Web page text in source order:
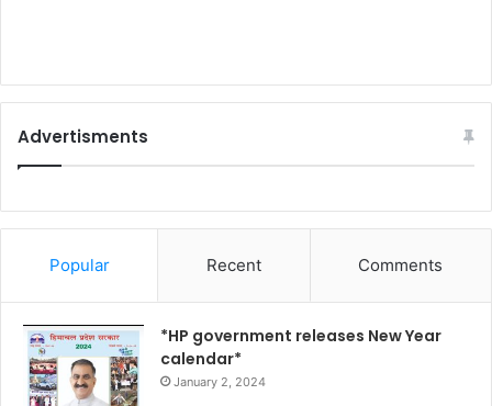
Advertisments
Popular Recent Comments
*HP government releases New Year
calendar*
January 2, 2024